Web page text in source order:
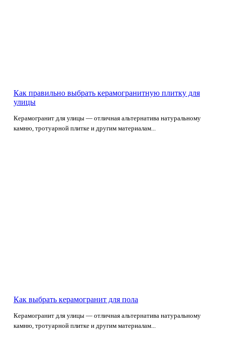
Как правильно выбрать керамогранитную плитку для
улицы
Керамогранит для улицы — отличная альтернатива натуральному
камню, тротуарной плитке и другим материалам...
Как выбрать керамогранит для пола
Керамогранит для улицы — отличная альтернатива натуральному
камню, тротуарной плитке и другим материалам...